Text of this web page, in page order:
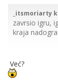
_itsmoriarty
zavrsio igru,
kraja
dao bih igri
Već?